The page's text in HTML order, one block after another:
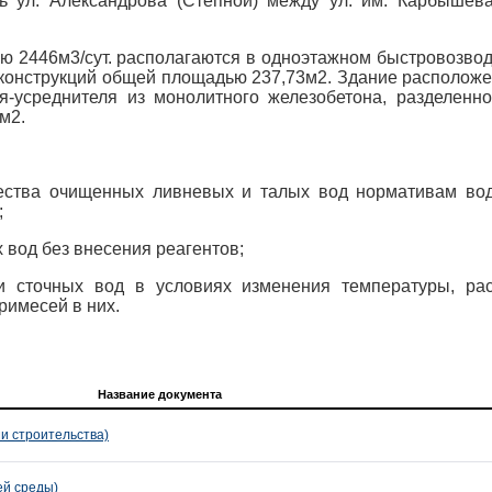
Качество воды
Технологическое
Реализуемые проекты
Политика обработки
персональных данных
2446м3/сут. располагаются в одноэтажном
конструкций общей площадью 237,73м2. Здание
усреднителя из монолитного железобетона,
очищенных ливневых и талых вод нормативам
без внесения реагентов;
сточных вод в условиях изменения температуры,
в них.
Название документа
строительства)
среды)